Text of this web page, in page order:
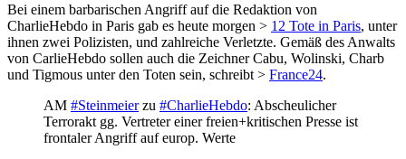
Bei einem barbarischen Angriff auf die Redaktion von
CharlieHebdo in Paris gab es heute morgen > 12 Tote in Paris, unter
ihnen zwei Polizisten, und zahlreiche Verletzte. Gemäß des Anwalts
von CarlieHebdo sollen auch die Zeichner Cabu, Wolinski, Charb
und Tigmous unter den Toten sein, schreibt > France24.
AM #Steinmeierzu #CharlieHebdo: Abscheulicher
Terrorakt gg. Vertreter einer freien+kritischen Presse ist
frontaler Angriff auf europ. Werte